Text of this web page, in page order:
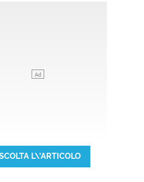
L\'ARTICOLO